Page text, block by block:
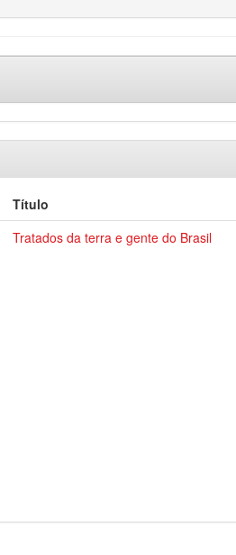
Título
Tratados da terra e gente do Brasil